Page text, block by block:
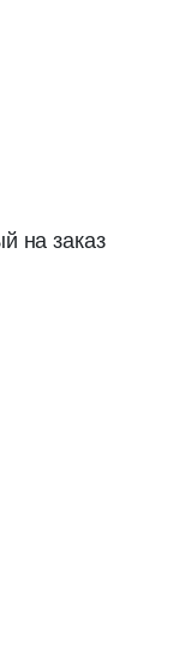
на заказ